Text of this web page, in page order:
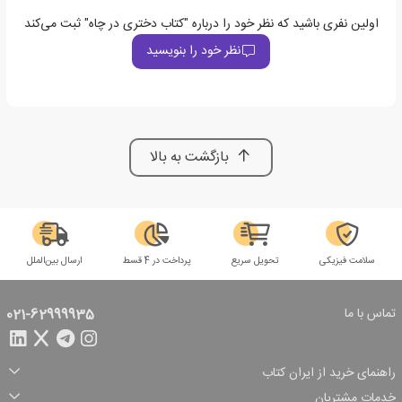
اولین نفری باشید که نظر خود را درباره "کتاب دختری در چاه" ثبت می‌کند
نظر خود را بنویسید
بازگشت به بالا
سلامت فیزیکی تحویل سریع پرداخت در 4 قسط ارسال بین‌الملل
تماس با ما 021-62999935
راهنمای خرید از ایران کتاب